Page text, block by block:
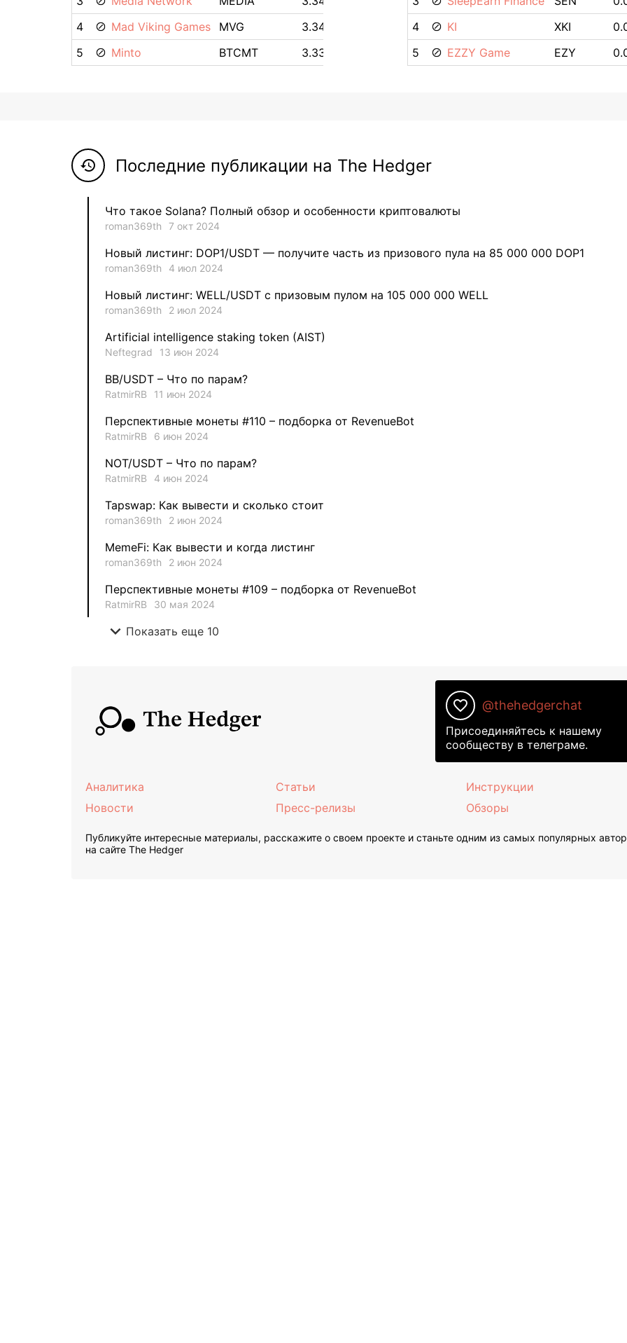
4
Mad Viking Games MVG
3.34M $
5
Minto BTCMT 3.33M $
4
KI XKI
5
EZZY Game EZY
history Последние публикации на The Hedger
Что такое Solana? Полный обзор и особенности криптовалюты
roman369th 7 окт 2024
Новый листинг: DOP1/USDT — получите часть из призового пула на 85 000 000 DOP1
roman369th 4 июл 2024
Новый листинг: WELL/USDT с призовым пулом на 105 000 000 WELL
roman369th 2 июл 2024
Artificial intelligence staking token (AIST)
Neftegrad 13 июн 2024
BB/USDT – Что по парам?
RatmirRB 11 июн 2024
Перспективные монеты #110 – подборка от RevenueBot
RatmirRB 6 июн 2024
NOT/USDT – Что по парам?
RatmirRB 4 июн 2024
Tapswap: Как вывести и сколько стоит
roman369th 2 июн 2024
MemeFi: Как вывести и когда листинг
roman369th 2 июн 2024
Перспективные монеты #109 – подборка от RevenueBot
RatmirRB 30 мая 2024
expand_more Показать еще 10
favorite_border @thehedgerchat
Присоединяйтесь к нашему
сообществу в телеграме.
Аналитика
Новости
Статьи
Пресс-релизы
Инструкции
Обзоры
Публикуйте интересные материалы, расскажите о своем проекте и станьте одним из самых популярных
на сайте The Hedger